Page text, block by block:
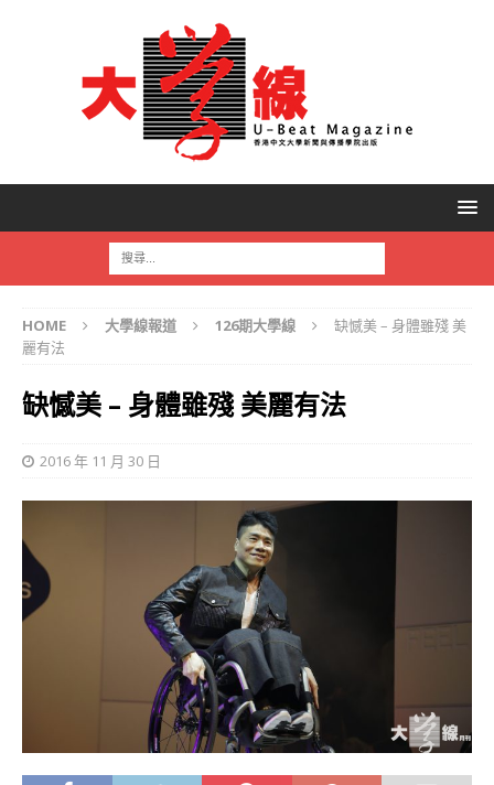
HOME 大學線報道 126期大學線
缺憾美 – 身體雖殘 美
麗有法
缺憾美 – 身體雖殘 美麗有法
2016 年 11 月 30 日